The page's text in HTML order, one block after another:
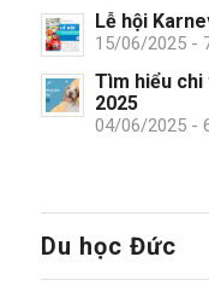
Lễ hội
15/06/2025 -
Tìm hiểu
2025
04/06/2025 -
Du học Đức